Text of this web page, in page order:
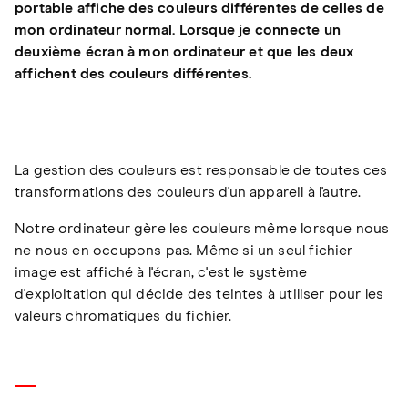
portable affiche des couleurs différentes de celles de
mon ordinateur normal. Lorsque je connecte un
deuxième écran à mon ordinateur et que les deux
affichent des couleurs différentes.
La gestion des couleurs est responsable de toutes ces
transformations des couleurs d'un appareil à l'autre.
Notre ordinateur gère les couleurs même lorsque nous
ne nous en occupons pas. Même si un seul fichier
image est affiché à l'écran, c'est le système
d'exploitation qui décide des teintes à utiliser pour les
valeurs chromatiques du fichier.